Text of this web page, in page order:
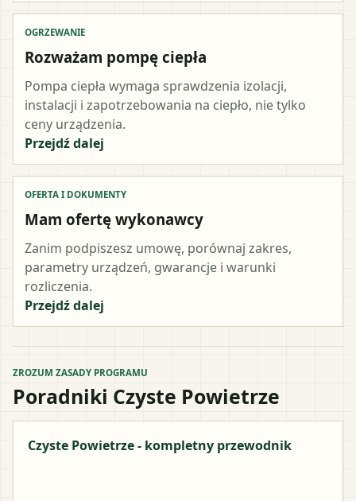
OGRZEWANIE
Rozważam pompę ciepła
Pompa ciepła wymaga sprawdzenia izolacji,
instalacji i zapotrzebowania na ciepło, nie tylko
ceny urządzenia.
Przejdź dalej
OFERTA I DOKUMENTY
Mam ofertę wykonawcy
Zanim podpiszesz umowę, porównaj zakres,
parametry urządzeń, gwarancje i warunki
rozliczenia.
Przejdź dalej
ZROZUM ZASADY PROGRAMU
Poradniki Czyste Powietrze
Czyste Powietrze - kompletny przewodnik